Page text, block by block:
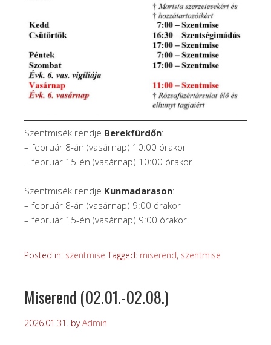
Szentmisék rendje Berekfürdőn:
– február 8-án (vasárnap) 10:00 órakor
– február 15-én (vasárnap) 10:00 órakor
Szentmisék rendje Kunmadarason:
– február 8-án (vasárnap) 9:00 órakor
– február 15-én (vasárnap) 9:00 órakor
Posted in: szentmise Tagged: miserend, szentmise
Miserend (02.01.-02.08.)
2026.01.31. byAdmin